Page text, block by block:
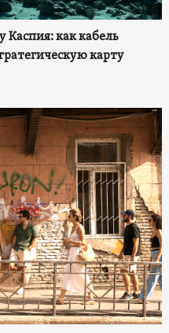
как кабель
карту